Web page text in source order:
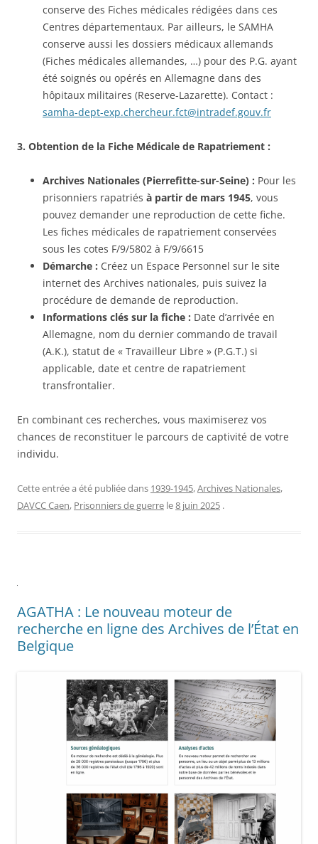
conserve des Fiches médicales rédigées dans ces
Centres départementaux. Par ailleurs, le SAMHA
conserve aussi les dossiers médicaux allemands
(Fiches médicales allemandes, …) pour des P.G. ayant
été soignés ou opérés en Allemagne dans des
hôpitaux militaires (Reserve-Lazarette). Contact :
samha-dept-exp.chercheur.fct@intradef.gouv.fr
3. Obtention de la Fiche Médicale de Rapatriement :
Archives Nationales (Pierrefitte-sur-Seine) : Pour les
prisonniers rapatriés à partir de mars 1945, vous
pouvez demander une reproduction de cette fiche.
Les fiches médicales de rapatriement conservées
sous les cotes F/9/5802 à F/9/6615
Démarche : Créez un Espace Personnel sur le site
internet des Archives nationales, puis suivez la
procédure de demande de reproduction.
Informations clés sur la fiche : Date d’arrivée en
Allemagne, nom du dernier commando de travail
(A.K.), statut de « Travailleur Libre » (P.G.T.) si
applicable, date et centre de rapatriement
transfrontalier.
En combinant ces recherches, vous maximiserez vos
chances de reconstituer le parcours de captivité de votre
individu.
Cette entrée a été publiée dans 1939-1945,Archives Nationales,
DAVCC Caen, Prisonniers de guerre le8 juin 2025 .
AGATHA : Le nouveau moteur de
recherche en ligne des Archives de l’État en
Belgique